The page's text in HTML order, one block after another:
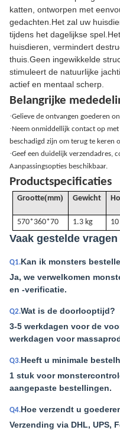
katten, ontworpen met
gedachten.Het zal uw
tijdens het dagelijkse
huisdieren, vermindert
thuis.Geen ingewikkelde
stimuleert de natuurlijke
actief en mentaal scherp.
Belangrijke
·Gelieve de ontvangen goederen
·Neem onmiddellijk contact op
beschadigd zijn om terug te keren
·Geef een duidelijk verzendadres,
Aanpassingsopties beschikbaar.
Productspecificaties
Grootte(mm) Gewicht
570*360*70 1.3 kg 10
Vaak gestelde vragen
Q1.Kan ik monsters
Ja, we verwelkomen
en -verificatie.
Q2.Wat is de doorlooptijd?
3-5 werkdagen voor de
werkdagen voor
Q3.Heeft u minimale
1 stuk voor
aangepaste bestellingen.
Q4.Hoe verzendt u
Verzending via DHL, UPS,